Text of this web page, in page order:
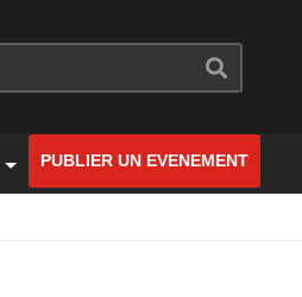
PUBLIER UN EVENEMENT